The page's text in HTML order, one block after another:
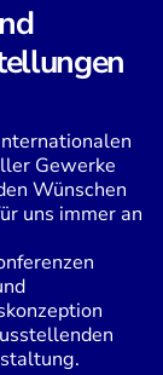
Gewerke
Wünschen
uns immer an